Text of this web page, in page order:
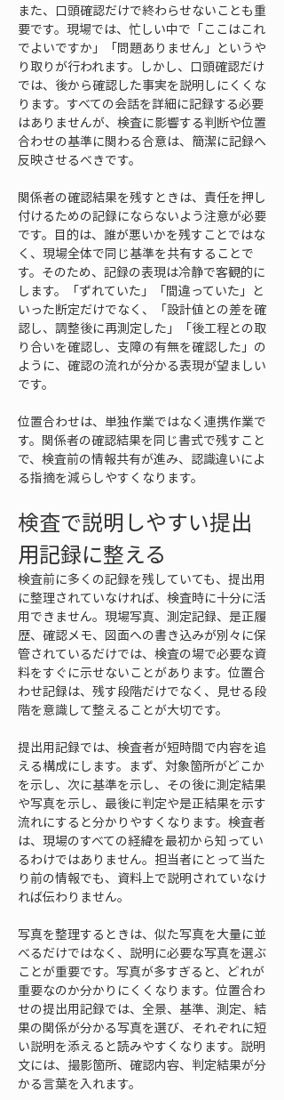
また、口頭確認だけで終わらせないことも重
要です。現場では、忙しい中で「ここはこれ
でよいですか」「問題ありません」というや
り取りが行われます。しかし、口頭確認だけ
では、後から確認した事実を説明しにくくな
ります。すべての会話を詳細に記録する必要
はありませんが、検査に影響する判断や位置
合わせの基準に関わる合意は、簡潔に記録へ
反映させるべきです。
関係者の確認結果を残すときは、責任を押し
付けるための記録にならないよう注意が必要
です。目的は、誰が悪いかを残すことではな
く、現場全体で同じ基準を共有することで
す。そのため、記録の表現は冷静で客観的に
します。「ずれていた」「間違っていた」と
いった断定だけでなく、「設計値との差を確
認し、調整後に再測定した」「後工程との取
り合いを確認し、支障の有無を確認した」の
ように、確認の流れが分かる表現が望ましい
です。
位置合わせは、単独作業ではなく連携作業で
す。関係者の確認結果を同じ書式で残すこと
で、検査前の情報共有が進み、認識違いによ
る指摘を減らしやすくなります。
検査で説明しやすい提出
用記録に整える
検査前に多くの記録を残していても、提出用
に整理されていなければ、検査時に十分に活
用できません。現場写真、測定記録、是正履
歴、確認メモ、図面への書き込みが別々に保
管されているだけでは、検査の場で必要な資
料をすぐに示せないことがあります。位置合
わせ記録は、残す段階だけでなく、見せる段
階を意識して整えることが大切です。
提出用記録では、検査者が短時間で内容を追
える構成にします。まず、対象箇所がどこか
を示し、次に基準を示し、その後に測定結果
や写真を示し、最後に判定や是正結果を示す
流れにすると分かりやすくなります。検査者
は、現場のすべての経緯を最初から知ってい
るわけではありません。担当者にとって当た
り前の情報でも、資料上で説明されていなけ
れば伝わりません。
写真を整理するときは、似た写真を大量に並
べるだけではなく、説明に必要な写真を選ぶ
ことが重要です。写真が多すぎると、どれが
重要なのか分かりにくくなります。位置合わ
せの提出用記録では、全景、基準、測定、結
果の関係が分かる写真を選び、それぞれに短
い説明を添えると読みやすくなります。説明
文には、撮影箇所、確認内容、判定結果が分
かる言葉を入れます。